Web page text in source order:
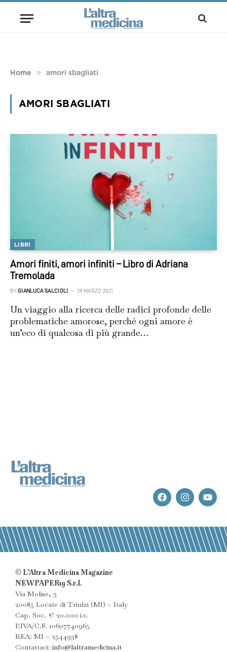
Home » amori sbagliati
AMORI SBAGLIATI
LIBRI
Amori finiti, amori infiniti – Libro di Adriana
Tremolada
BY GIANLUCA SALCIOLI 29 MARZO 2021
Un viaggio alla ricerca delle radici profonde delle
problematiche amorose, perché ogni amore è
un’eco di qualcosa di più grande…
© L’Altra Medicina Magazine
NEWPAPER19 S.r.l.
Via Molise, 3
20085 Locate di Triulzi (MI) – Italy
Cap. Soc. € 20.000 i.v.
P.IVA/C.F. 10607740965
REA: MI – 2544938
Contattaci: info@laltramedicina.it